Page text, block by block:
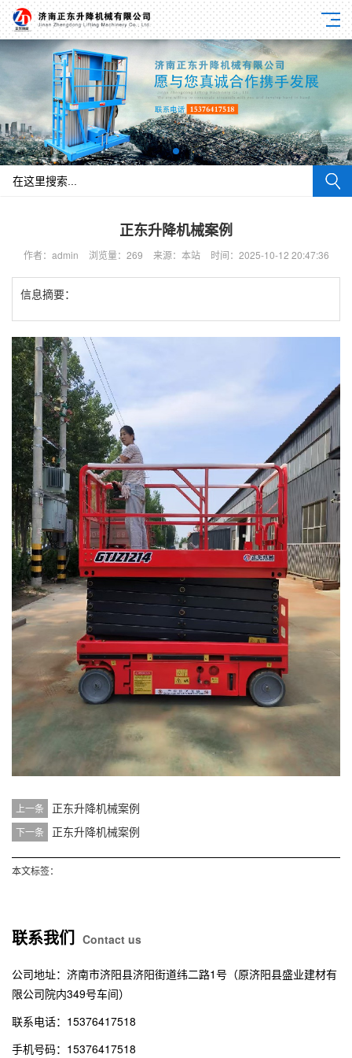
正东升降机械案例
作者：admin 浏览量：269 来源：本站 时间：2025-10-12 20:47:36
信息摘要：
上一条 正东升降机械案例
下一条 正东升降机械案例
本文标签：
联系我们 Contact us
公司地址：济南市济阳县济阳街道纬二路1号（原济阳县盛业建材有
限公司院内349号车间）
联系电话：15376417518
手机号码：15376417518